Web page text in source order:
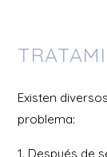
Existen
problema:
1. Después de